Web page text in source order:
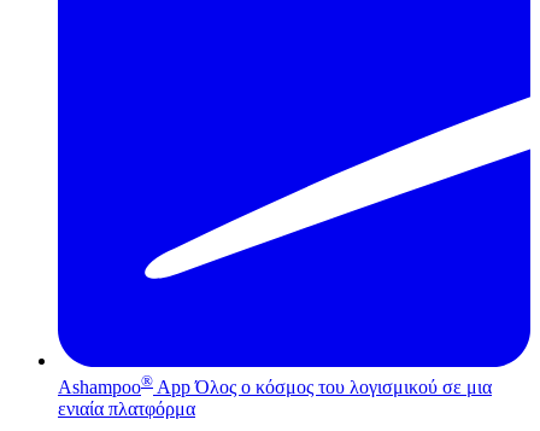
Ashampoo® App Όλος ο κόσμος του λογισμικού σε μια
ενιαία πλατφόρμα